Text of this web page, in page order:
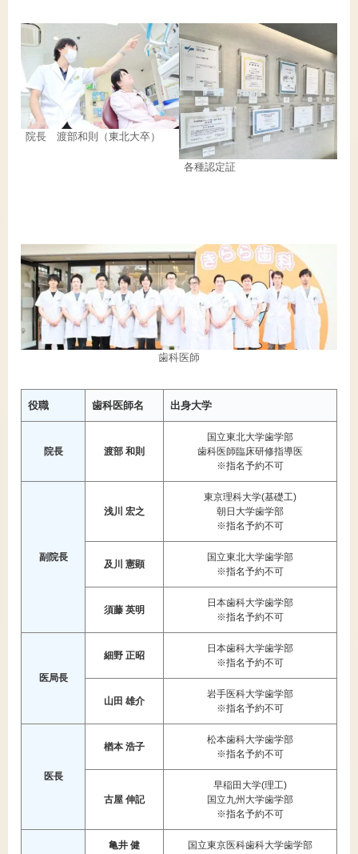
院長 渡部和則（東北大卒）
各種認定証
歯科医師
役職 歯科医師名 出身大学
院長 渡部 和則
国立東北大学歯学部
歯科医師臨床研修指導医
※指名予約不可
副院長
浅川 宏之
東京理科大学(基礎工)
朝日大学歯学部
※指名予約不可
及川 憲顕
国立東北大学歯学部
※指名予約不可
須藤 英明
日本歯科大学歯学部
※指名予約不可
医局長
細野 正昭
日本歯科大学歯学部
※指名予約不可
山田 雄介
岩手医科大学歯学部
※指名予約不可
医長
楢本 浩子
松本歯科大学歯学部
※指名予約不可
古屋 伸記
早稲田大学(理工)
国立九州大学歯学部
※指名予約不可
亀井 健 国立東京医科歯科大学歯学部